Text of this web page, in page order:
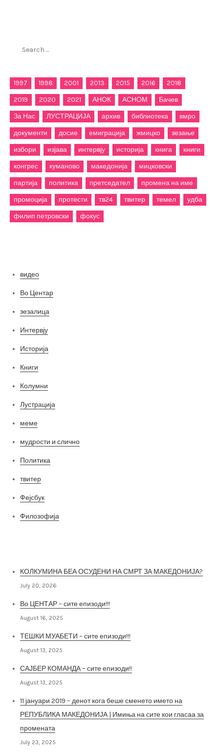
1997 1998 2001 2013 2015 2016
2018
2019
2020 2021 АНОК АСНОМ
Бачев
За Нас
ЛУСТРАЦИЈА архив библиотека
вмро
документи
досие емиграција жмицко
зезање
избори
изјава интервју историја книга
книги
конгрес
куманово македонија
мицковски
партија
политика претседател
промена на име
промоција
протести тв24 твитер темел
удба
филип петровски
фокус
видео
Во Центар
зезалица
Интервју
Историја
Книги
Колумни
Лустрација
меме
мудрости и слично
Политика
твитер
Фејсбук
Филозофија
КОЛКУМИНА БЕА ОСУДЕНИ НА СМРТ ЗА МАКЕДОНИЈА?
July 20, 2026
Во ЦЕНТАР – сите епизоди!!!
August 16, 2025
ТЕШКИ МУАБЕТИ – сите епизоди!!!
August 13, 2025
САЈБЕР КОМАНДА – сите епизоди!!
August 13, 2025
11 јануари 2019 – денот кога беше сменето името на
РЕПУБЛИКА МАКЕДОНИЈА | Имиња на сите кои гласаа за
промената
July 23, 2025